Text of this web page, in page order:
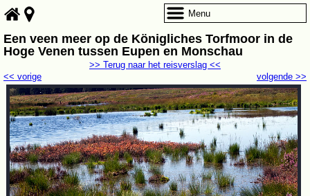
Een veen meer op de Königliches Torfmoor in de
Hoge Venen tussen Eupen en Monschau
volgende >>
<< vorige
>> Terug naar het reisverslag <<
Menu